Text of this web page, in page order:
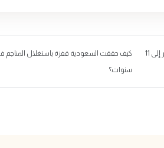
سنتامين تعلن ارتفاع احتياطيات منجم السكري في مصر إلى 11
كيف حققت السعودية قفزة باستغلال المناجم
سنوات؟